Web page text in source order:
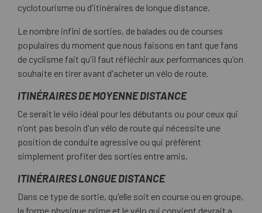
cyclotourisme ou d'itinéraires de longue distance.
Le nombre infini de sorties, de balades ou de courses
populaires du moment que nous faisons en tant que fans
de cyclisme fait qu'il faut réfléchir aux performances qu'on
souhaite en tirer avant d'acheter un vélo de route.
ITINÉRAIRES DE MOYENNE DISTANCE
Ce serait le vélo idéal pour les débutants ou pour ceux qui
n'ont pas besoin d'un vélo de route qui nécessite une
position de conduite agressive ou qui préfèrent
simplement profiter des sorties entre amis.
ITINÉRAIRES LONGUE DISTANCE
Dans ce type de sortie, qu'elle soit en course ou en groupe,
la forme physique prime et le vélo qui convient devrait a